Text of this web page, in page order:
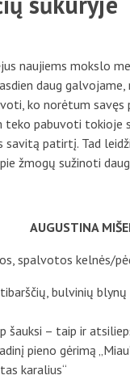
naujiems mokslo
daug
ko norėtum
teko pabuvoti tokioje
savitą patirtį. Tad
žmogų sužinoti
AUGUSTINA
spalvotos kelnės/
bulvinių
šauksi – taip ir
pieno gėrimą
karalius“